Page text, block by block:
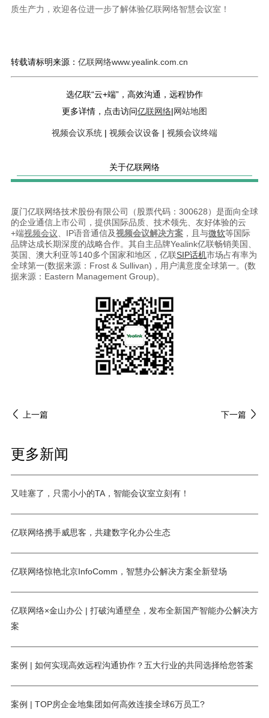
质生产力，欢迎各位进一步了解体验亿联网络智慧会议室！
转载请标明来源： 亿联网络www.yealink.com.cn
选亿联“云+端”，高效沟通，远程协作
更多详情，点击访问亿联网络|网站地图
视频会议系统 | 视频会议设备 | 视频会议终端
关于亿联网络
厦门亿联网络技术股份有限公司（股票代码：300628）是面向全球
的企业通信上市公司，提供国际品质、技术领先、友好体验的云
+端视频会议 、IP语音通信及视频会议解决方案 ，且与微软等国际
品牌达成长期深度的战略合作。其自主品牌Yealink亿联畅销美国、
英国、澳大利亚等140多个国家和地区，亿联SIP话机市场占有率为
全球第一(数据来源：Frost & Sullivan)，用户满意度全球第一。(数
据来源：Eastern Management Group)。
上一篇 下一篇
更多新闻
又哇塞了，只需小小的TA，智能会议室立刻有！
亿联网络携手威思客，共建数字化办公生态
亿联网络惊艳北京InfoComm，智慧办公解决方案全新登场
亿联网络×金山办公 | 打破沟通壁垒，发布全新国产智能办公解决方
案
案例 | 如何实现高效远程沟通协作？五大行业的共同选择给您答案
案例 | TOP房企金地集团如何高效连接全球6万员工?